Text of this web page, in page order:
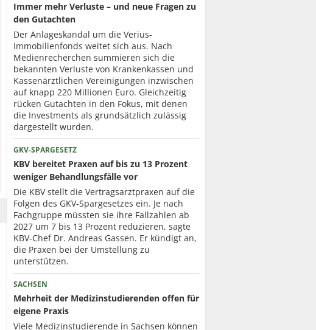
Immer mehr Verluste – und neue Fragen zu
den Gutachten
Der Anlageskandal um die Verius-
Immobilienfonds weitet sich aus. Nach
Medienrecherchen summieren sich die
bekannten Verluste von Krankenkassen und
Kassenärztlichen Vereinigungen inzwischen
auf knapp 220 Millionen Euro. Gleichzeitig
rücken Gutachten in den Fokus, mit denen
die Investments als grundsätzlich zulässig
dargestellt wurden.
GKV-SPARGESETZ
KBV bereitet Praxen auf bis zu 13 Prozent
weniger Behandlungsfälle vor
Die KBV stellt die Vertragsarztpraxen auf die
Folgen des GKV-Spargesetzes ein. Je nach
Fachgruppe müssten sie ihre Fallzahlen ab
2027 um 7 bis 13 Prozent reduzieren, sagte
KBV-Chef Dr. Andreas Gassen. Er kündigt an,
die Praxen bei der Umstellung zu
unterstützen.
SACHSEN
Mehrheit der Medizinstudierenden offen für
eigene Praxis
Viele Medizinstudierende in Sachsen können